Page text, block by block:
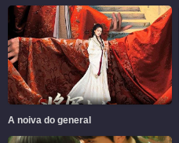
A noiva do general